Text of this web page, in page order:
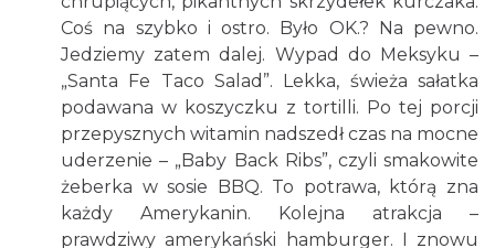
Coś na szybko i ostro. Było OK.? Na pewno.
Jedziemy zatem dalej. Wypad do Meksyku –
„Santa Fe Taco Salad”. Lekka, świeża sałatka
podawana w koszyczku z tortilli. Po tej porcji
przepysznych witamin nadszedł czas na mocne
uderzenie – „Baby Back Ribs”, czyli smakowite
żeberka w sosie BBQ. To potrawa, którą zna
każdy Amerykanin. Kolejna atrakcja –
prawdziwy amerykański hamburger. I znowu